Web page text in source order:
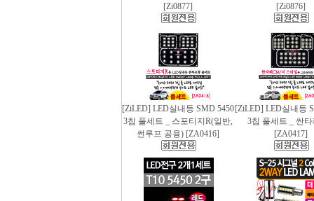
[Zi0877]
[Zi0876]
[ZiLED] LED실내등 SMD 5450
3칩 풀세트 _ 스포티지R(일반,
썬루프 공용) [ZA0416]
[ZiLED] LED실내등
3칩 풀세트 _ 싼
[ZA0417]